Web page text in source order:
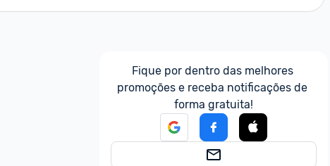
Fique por dentro das melhores
promoções e receba notificações de
forma gratuita!